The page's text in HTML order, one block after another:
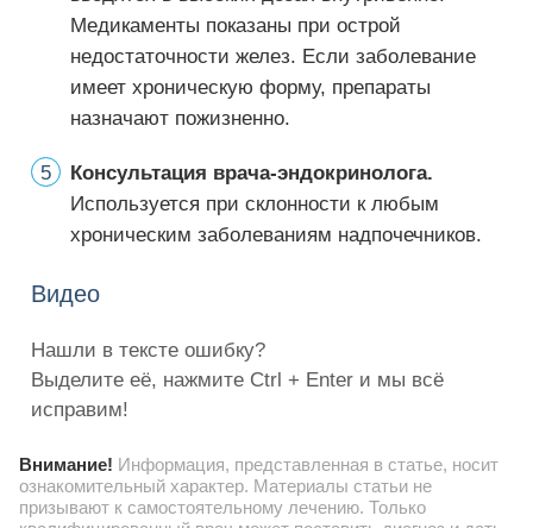
Медикаменты показаны при острой
недостаточности желез. Если заболевание
имеет хроническую форму, препараты
назначают пожизненно.
Консультация врача-эндокринолога.
Используется при склонности к любым
хроническим заболеваниям надпочечников.
Видео
Нашли в тексте ошибку?
Выделите её, нажмите Ctrl + Enter и мы всё
исправим!
Внимание! Информация, представленная в статье, носит
ознакомительный характер. Материалы статьи не
призывают к самостоятельному лечению. Только